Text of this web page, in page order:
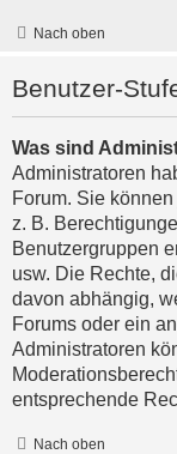
Nach oben
Benutzer-
Was sind
Administratoren
Forum. Sie
z. B.
Benutzergruppen
usw. Die Rechte,
davon abhängig,
Forums oder ein
Administratoren
entsprechende
Nach oben